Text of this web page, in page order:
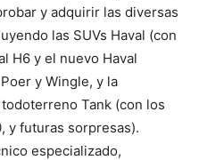
y adquirir las diversas
las SUVs Haval (con
H6 y el nuevo Haval
y Wingle, y la
Tank (con los
y futuras sorpresas).
especializado,